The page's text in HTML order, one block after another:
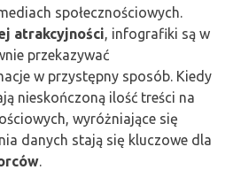
społecznościowych.
atrakcyjności , infografiki są w
przekazywać
w przystępny sposób. Kiedy
nieskończoną ilość treści na
wyróżniające się
danych stają się kluczowe dla